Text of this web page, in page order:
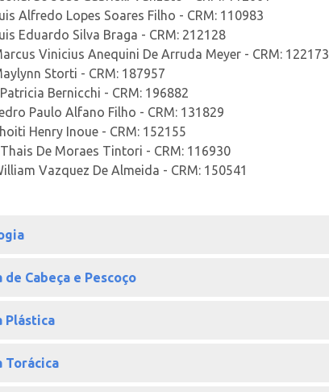
Alfredo Lopes Soares Filho - CRM: 110983
Eduardo Silva Braga - CRM: 212128
Vinicius Anequini De Arruda Meyer - CRM: 122173
Storti - CRM: 187957
Bernicchi - CRM: 196882
Paulo Alfano Filho - CRM: 131829
Henry Inoue - CRM: 152155
De Moraes Tintori - CRM: 116930
Vazquez De Almeida - CRM: 150541
de Cabeça e Pescoço
Plástica
Torácica